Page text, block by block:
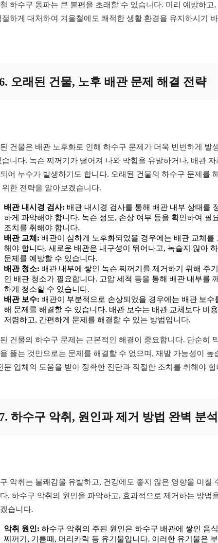
하수구 동파는 큰 불편을 초래할 수 있습니다. 미리 예방하고,
절하게 대처하여 겨울철에도 쾌적한 생활 환경을 유지하시기
오래된 건물, 노후 배관 문제 해결 전략
건물은 배관 노후화로 인해 하수구 문제가 더욱 빈번하게 발
습니다. 녹슨 찌꺼기가 떨어져 나와 막힘을 유발하거나, 배관 자
어 누수가 발생하기도 합니다. 오래된 건물의 하수구 문제를
위한 전략을 알아보겠습니다.
배관 내시경 검사: 배관 내시경 검사를 통해 배관 내부 상태를
하게 파악해야 합니다. 녹슨 정도, 손상 여부 등을 확인하여 필
조치를 취해야 합니다.
배관 교체: 배관이 심하게 노후화되었을 경우에는 배관 교체를
해야 합니다. 새로운 배관은 내구성이 뛰어나고, 녹슬지 않아
문제를 예방할 수 있습니다.
배관 청소: 배관 내부에 쌓인 녹슨 찌꺼기를 제거하기 위해 주
인 배관 청소가 필요합니다. 고압 세척 등을 통해 배관 내부를
하게 청소할 수 있습니다.
배관 보수: 배관이 부분적으로 손상되었을 경우에는 배관 보수
해 문제를 해결할 수 있습니다. 배관 보수는 배관 교체보다 비
저렴하고, 간편하게 문제를 해결할 수 있는 방법입니다.
건물의 하수구 문제는 근본적인 해결이 중요합니다. 단순히
뚫는 것만으로는 문제를 해결할 수 없으며, 재발 가능성이 높
문 업체의 도움을 받아 정확한 진단과 적절한 조치를 취해야 합
하수구 악취, 원인과 제거 방법 완벽 분석
악취는 불쾌감을 유발하고, 건강에도 좋지 않은 영향을 미칠
. 하수구 악취의 원인을 파악하고, 효과적으로 제거하는 방법
습니다.
악취 원인: 하수구 악취의 주된 원인은 하수구 배관에 쌓인 음
찌꺼기, 기름때, 머리카락 등 유기물입니다. 이러한 유기물은